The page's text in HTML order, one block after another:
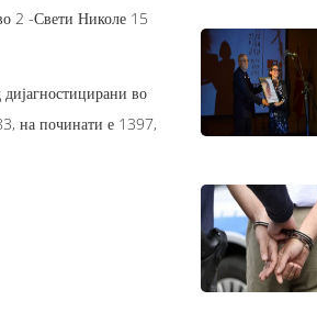
2 -Свети Николе 15
во
на починати е 1397,